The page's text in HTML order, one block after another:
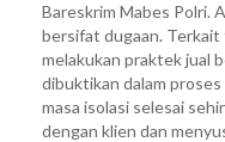
Bareskrim Mabes Polri.
bersifat dugaan.
melakukan praktek jual
dibuktikan dalam
masa isolasi selesai
dengan klien dan